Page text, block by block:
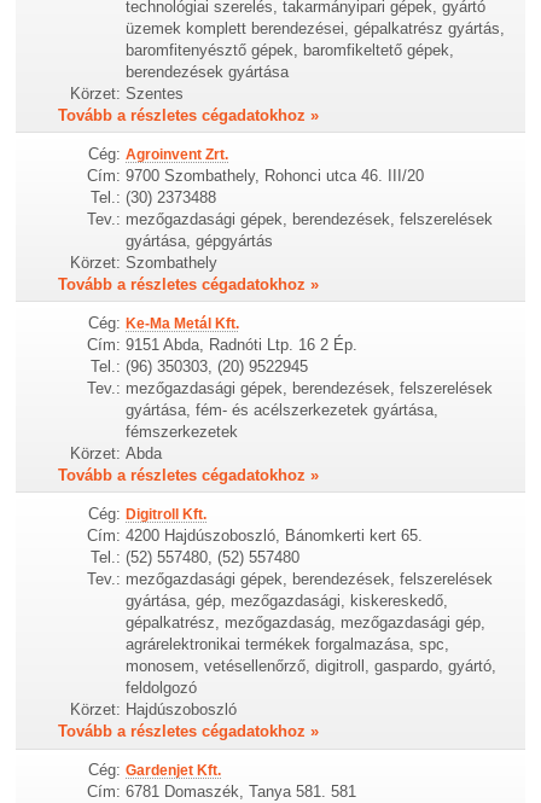
technológiai szerelés, takarmányipari gépek, gyártó
üzemek komplett berendezései, gépalkatrész gyártás,
baromfitenyésztő gépek, baromfikeltető gépek,
berendezések gyártása
Körzet: Szentes
Tovább a részletes cégadatokhoz »
Cég: Agroinvent Zrt.
Cím: 9700 Szombathely, Rohonci utca 46. III/20
Tel.: (30) 2373488
Tev.: mezőgazdasági gépek, berendezések, felszerelések
gyártása, gépgyártás
Körzet: Szombathely
Tovább a részletes cégadatokhoz »
Cég: Ke-Ma Metál Kft.
Cím: 9151 Abda, Radnóti Ltp. 16 2 Ép.
Tel.: (96) 350303, (20) 9522945
Tev.: mezőgazdasági gépek, berendezések, felszerelések
gyártása, fém- és acélszerkezetek gyártása,
fémszerkezetek
Körzet: Abda
Tovább a részletes cégadatokhoz »
Cég: Digitroll Kft.
Cím: 4200 Hajdúszoboszló, Bánomkerti kert 65.
Tel.: (52) 557480, (52) 557480
Tev.: mezőgazdasági gépek, berendezések, felszerelések
gyártása, gép, mezőgazdasági, kiskereskedő,
gépalkatrész, mezőgazdaság, mezőgazdasági gép,
agrárelektronikai termékek forgalmazása, spc,
monosem, vetésellenőrző, digitroll, gaspardo, gyártó,
feldolgozó
Körzet: Hajdúszoboszló
Tovább a részletes cégadatokhoz »
Cég: Gardenjet Kft.
Cím: 6781 Domaszék, Tanya 581. 581